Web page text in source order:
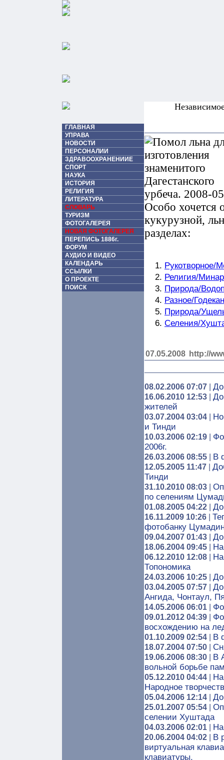
ГЛАВНАЯ
УПРАВА
НОВОСТИ
ПЕРСОНАЛИИ
ЗДРАВООХРАНЕНИИЕ
СПОРТ
НАУКА
ИСТОРИЯ
РЕЛИГИЯ
ЛИТЕРАТУРА
СЛОВАРЬ
ТУРИЗМ
ФОТОГАЛЕРЕЯ
НОВАЯ ФОТОГАЛЕРЕЯ
ПЕРЕПИСЬ 1886г.
ФОРУМ
АУДИО И ВИДЕО
КАЛЕНДАРЬ
ССЫЛКИ
О ПРОЕКТЕ
ПОИСК
Особо хочется
кукурузной,
разделах:
Рукотворное/
Религия/
Природа/
Разное/Годекан
Природа/
Селения/
07.05.2008 http://
08.02.2006 07:07
16.06.2010 12:53
жителей
03.07.2004 03:04
и Тинди
10.03.2006 02:19
2006г.
26.03.2006 08:55 В
12.05.2005 11:47
Тинди
31.10.2010 08:03
по селениям
01.08.2005 04:22
16.11.2009 10:26
фотобанку
09.04.2007 01:43
18.06.2004 09:45
06.12.2010 12:08
Топономика
24.03.2006 10:25
03.04.2005 07:57
Ангида, Чонтаул,
14.05.2006 06:01
09.01.2012 04:39
восхождению на
01.10.2009 02:54 В
18.07.2004 07:50
19.06.2006 08:30
В
вольной борьбе
05.12.2010 04:44
Народное
05.04.2006 12:14
25.01.2007 05:54
селении Хуштада
04.03.2006 02:01
20.06.2004 04:02
В
виртуальная
клавиатуры.